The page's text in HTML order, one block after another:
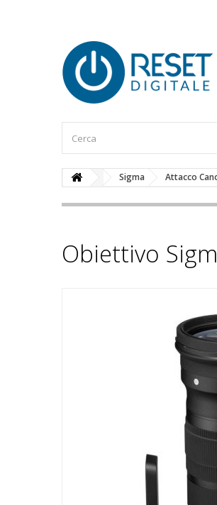
Sigma Attacco
Obiettivo